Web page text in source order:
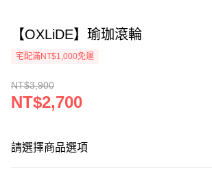
【OXLiDE】瑜珈滾輪
宅配滿NT$1,000免運
NT$3,900
NT$2,700
請選擇商品選項